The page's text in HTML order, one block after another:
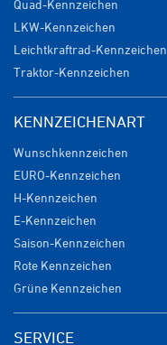
Quad-Kennzeichen
LKW-Kennzeichen
Leichtkraftrad-Kennzeichen
Traktor-Kennzeichen
KENNZEICHENART
Wunschkennzeichen
EURO-Kennzeichen
H-Kennzeichen
E-Kennzeichen
Saison-Kennzeichen
Rote Kennzeichen
Grüne Kennzeichen
SERVICE